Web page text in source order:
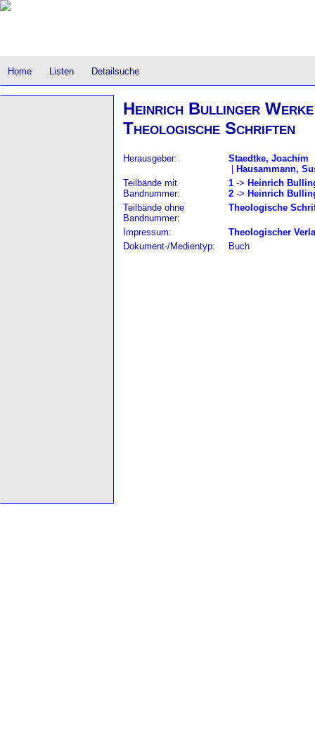
Home Listen Detailsuche
Heinrich Bullinger
Theologische Schriften
Herausgeber: Staedtke, Joachim
Hausammann,
Teilbände mit
Bandnummer:
1 -> Heinrich
2 -> Heinrich
Teilbände ohne
Bandnummer:
Theologische
Impressum:
Theologischer
Dokument-/Medientyp:
Buch